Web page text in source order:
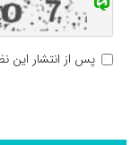
پس از انتشار این